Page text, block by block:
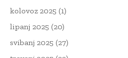
kolovoz 2025 (1)
lipanj 2025 (20)
svibanj 2025 (27)